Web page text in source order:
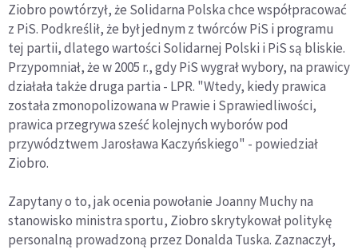
Ziobro powtórzył, że Solidarna Polska chce współpracować
z PiS. Podkreślił, że był jednym z twórców PiS i programu
tej partii, dlatego wartości Solidarnej Polski i PiS są bliskie.
Przypomniał, że w 2005 r., gdy PiS wygrał wybory, na prawicy
działała także druga partia - LPR. "Wtedy, kiedy prawica
została zmonopolizowana w Prawie i Sprawiedliwości,
prawica przegrywa sześć kolejnych wyborów pod
przywództwem Jarosława Kaczyńskiego" - powiedział
Ziobro.
Zapytany o to, jak ocenia powołanie Joanny Muchy na
stanowisko ministra sportu, Ziobro skrytykował politykę
personalną prowadzoną przez Donalda Tuska. Zaznaczył,